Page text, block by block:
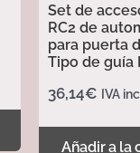
Set de
RC2 de
para puerta
Tipo de guía
36,14€ IVA
Añadir a la